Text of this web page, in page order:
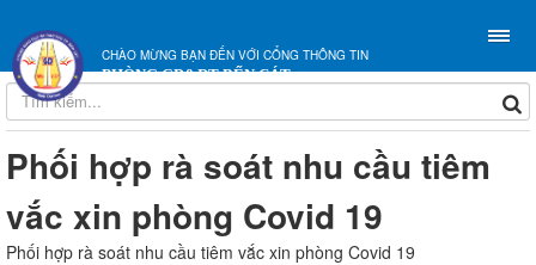
CHÀO MỪNG BẠN ĐẾN VỚI CỔNG THÔNG TIN
PHÒNG GD&ĐT BẾN CÁT
Phối hợp rà soát nhu cầu tiêm
vắc xin phòng Covid 19
Phối hợp rà soát nhu cầu tiêm vắc xin phòng Covid 19